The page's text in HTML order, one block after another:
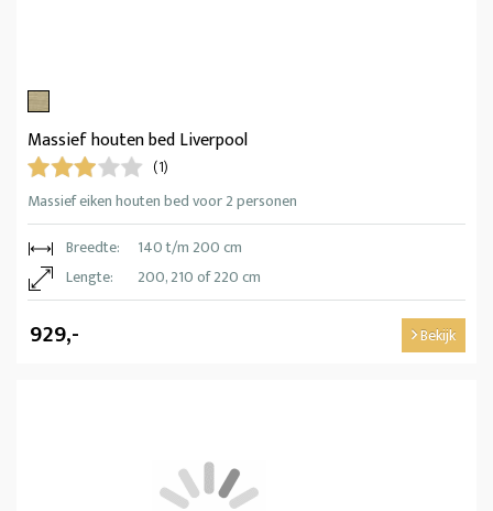
Massief houten bed Liverpool
(1)
Massief eiken houten bed voor 2 personen
Breedte:
140 t/m 200 cm
Lengte:
200, 210 of 220 cm
929,- Bekijk